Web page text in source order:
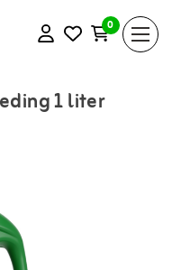
0
1 liter